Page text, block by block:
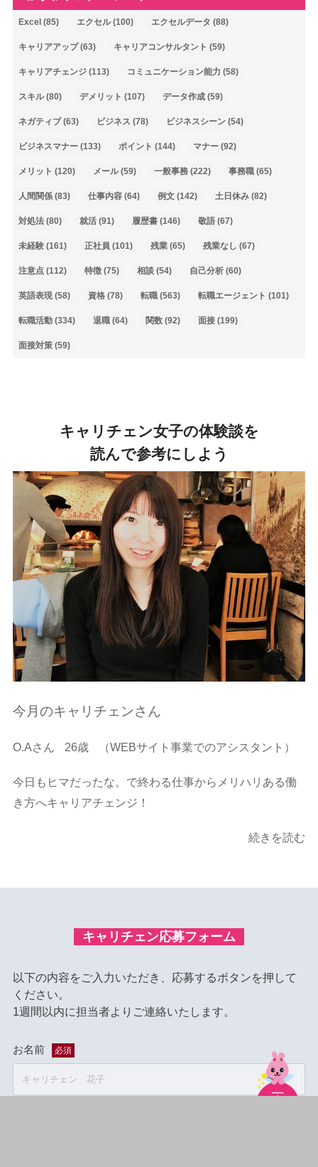
Excel(85) エクセル(100) エクセルデータ (88)
キャリアアップ(63) キャリアコンサルタント (59)
キャリアチェンジ(113) コミュニケーション能力 (58)
スキル(80) デメリット (107) データ作成(59)
ネガティブ(63) ビジネス (78) ビジネスシーン(54)
ビジネスマナー(133) ポイント (144) マナー(92)
メリット (120) メール(59) 一般事務(222) 事務職(65)
人間関係(83) 仕事内容(64) 例文(142) 土日休み(82)
対処法(80) 就活(91) 履歴書(146) 敬語(67)
未経験(161) 正社員 (101) 残業(65) 残業なし (67)
注意点(112) 特徴(75) 相談(54) 自己分析(60)
英語表現(58) 資格(78) 転職(563) 転職エージェント (101)
転職活動(334) 退職(64) 関数(92) 面接(199)
面接対策(59)
キャリチェン女子の体験談を
読んで参考にしよう
今月のキャリチェンさん
O.Aさん 26歳 （WEBサイト事業でのアシスタント）
今日もヒマだったな。で終わる仕事からメリハリある働
き方へキャリアチェンジ！
続きを読む
キャリチェン応募フォーム
以下の内容をご入力いただき、応募するボタンを押して
ください。
1週間以内に担当者よりご連絡いたします。
お名前 必須